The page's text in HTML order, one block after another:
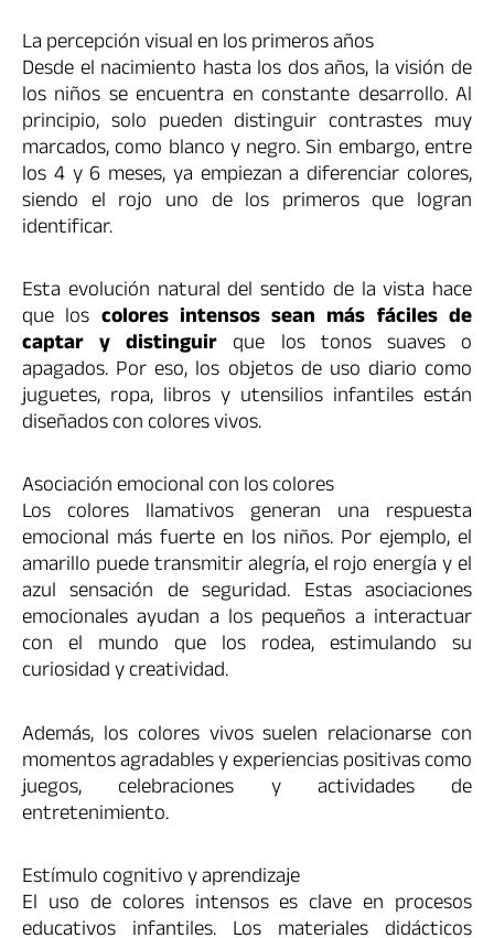
La percepción visual en los primeros años
Desde el nacimiento hasta los dos años, la visión de
los niños se encuentra en constante desarrollo. Al
principio, solo pueden distinguir contrastes muy
marcados, como blanco y negro. Sin embargo, entre
los 4 y 6 meses, ya empiezan a diferenciar colores,
siendo el rojo uno de los primeros que logran
identificar.
Esta evolución natural del sentido de la vista hace
que los colores intensos sean más fáciles de
captar y distinguir que los tonos suaves o
apagados. Por eso, los objetos de uso diario como
juguetes, ropa, libros y utensilios infantiles están
diseñados con colores vivos.
Asociación emocional con los colores
Los colores llamativos generan una respuesta
emocional más fuerte en los niños. Por ejemplo, el
amarillo puede transmitir alegría, el rojo energía y el
azul sensación de seguridad. Estas asociaciones
emocionales ayudan a los pequeños a interactuar
con el mundo que los rodea, estimulando su
curiosidad y creatividad.
Además, los colores vivos suelen relacionarse con
momentos agradables y experiencias positivas como
juegos, celebraciones y actividades de
entretenimiento.
Estímulo cognitivo y aprendizaje
El uso de colores intensos es clave en procesos